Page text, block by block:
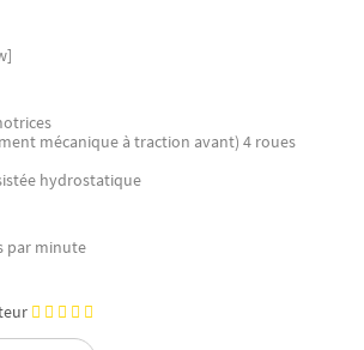
mécanique à traction avant) 4 roues
hydrostatique
par minute